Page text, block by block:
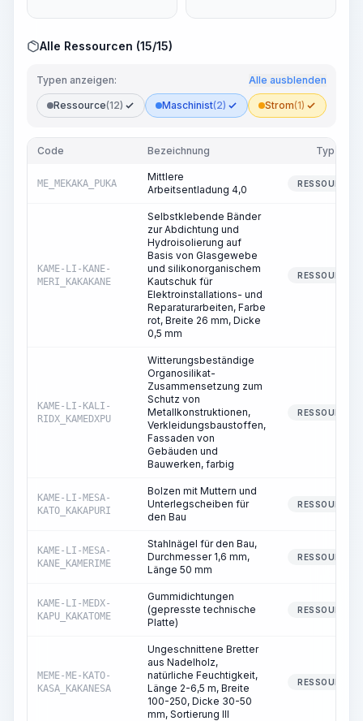
Alle Ressourcen (15/15)
Typen anzeigen: Alle ausblenden
Ressource(12) Maschinist(2) Strom(1)
Code Bezeichnung Typ
ME_MEKAKA_PUKA
Mittlere
Arbeitsentladung 4,0
RESSOURCE
KAME-LI-KANE-
MERI_KAKAKANE
Selbstklebende Bänder
zur Abdichtung und
Hydroisolierung auf
Basis von Glasgewebe
und silikonorganischem
Kautschuk für
Elektroinstallations- und
Reparaturarbeiten, Farbe
rot, Breite 26 mm, Dicke
0,5 mm
RESSOURCE
KAME-LI-KALI-
RIDX_KAMEDXPU
Witterungsbeständige
Organosilikat-
Zusammensetzung zum
Schutz von
Metallkonstruktionen,
Verkleidungsbaustoffen,
Fassaden von
Gebäuden und
Bauwerken, farbig
RESSOURCE
KAME-LI-MESA-
KATO_KAKAPURI
Bolzen mit Muttern und
Unterlegscheiben für
den Bau
RESSOURCE
KAME-LI-MESA-
KANE_KAMERIME
Stahlnägel für den Bau,
Durchmesser 1,6 mm,
Länge 50 mm
RESSOURCE
KAME-LI-MEDX-
KAPU_KAKATOME
Gummidichtungen
(gepresste technische
Platte)
RESSOURCE
MEME-ME-KATO-
KASA_KAKANESA
Ungeschnittene Bretter
aus Nadelholz,
natürliche Feuchtigkeit,
Länge 2-6,5 m, Breite
100-250, Dicke 30-50
mm, Sortierung III
RESSOURCE